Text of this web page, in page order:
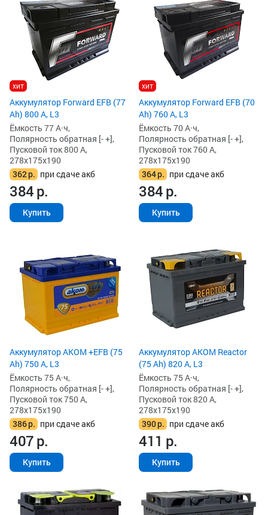
хит
Аккумулятор Forward EFB (77
Ah) 800 А, L3
Ёмкость 77 А·ч,
Полярность обратная [- +],
Пусковой ток 800 А,
278x175x190
362р. при сдаче акб
384р.
Купить
хит
Аккумулятор Forward EFB (70
Ah) 760 А, L3
Ёмкость 70 А·ч,
Полярность обратная [- +],
Пусковой ток 760 А,
278x175x190
364р. при сдаче акб
384р.
Купить
Аккумулятор AKOM +EFB (75
Ah) 750 А, L3
Ёмкость 75 А·ч,
Полярность обратная [- +],
Пусковой ток 750 А,
278x175x190
386р. при сдаче акб
407р.
Купить
Аккумулятор AKOM Reactor
(75 Ah) 820 А, L3
Ёмкость 75 А·ч,
Полярность обратная [- +],
Пусковой ток 820 А,
278x175x190
390р. при сдаче акб
411 р.
Купить